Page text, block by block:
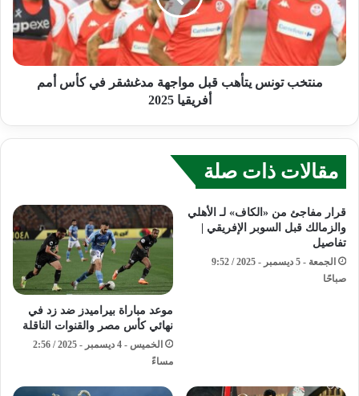
منتخب تونس يتأهب قبل مواجهة مدغشقر في كأس أمم
أفريقيا 2025
مقالات ذات صلة
قرار مفاجئ من «الكاف» لـ الأهلي
والزمالك قبل السوبر الإفريقي |
تفاصيل
الجمعة - 5 ديسمبر - 2025 / 9:52
صباحًا
موعد مباراة بيراميدز ضد زد في
نهائي كأس مصر والقنوات الناقلة
الخميس - 4 ديسمبر - 2025 / 2:56
مساءً